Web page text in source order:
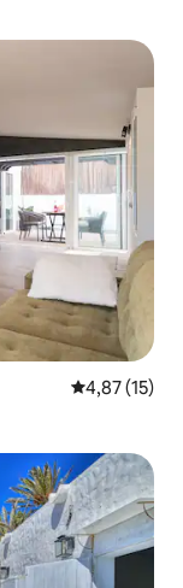
4,87 de uma
4,87 (15)